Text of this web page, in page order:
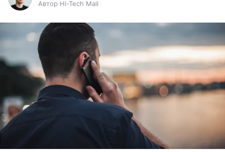
Автор Hi-Tech Mail